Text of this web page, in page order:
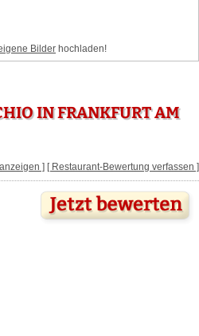
Bilder hochladen!
IN FRANKFURT AM
] [ Restaurant-Bewertung verfassen ]